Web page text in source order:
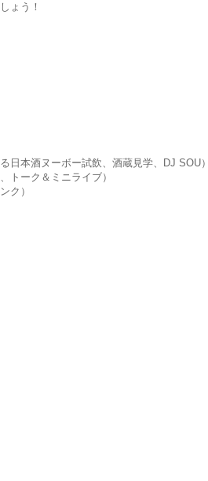
ょう！
日本酒ヌーボー試飲、酒蔵見学、DJ SOU）
トーク＆ミニライブ）
ク）